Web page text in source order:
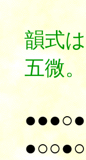
韻式
五微